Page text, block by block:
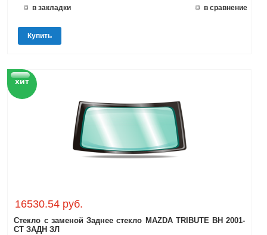
в закладки в сравнение
Купить
хит
16530.54 руб.
Стекло с заменой Заднее стекло MAZDA TRIBUTE ВН 2001-
СТ ЗАДН ЗЛ